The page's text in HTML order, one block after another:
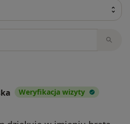
Weryfikacja wizyty